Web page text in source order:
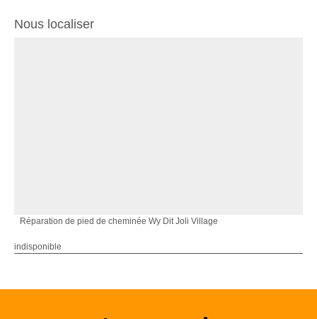
Nous localiser
Réparation de pied de cheminée Wy Dit Joli Village
indisponible